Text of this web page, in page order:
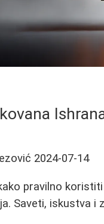
2024-07-14
pravilno
Saveti, iskustva i